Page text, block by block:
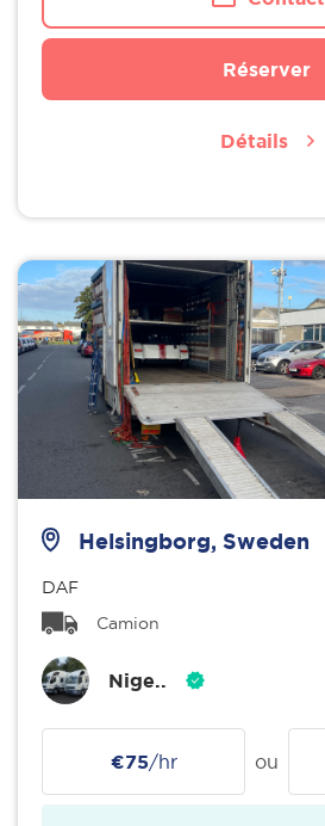
Réserver
Détails
Helsingborg, Sweden
DAF
Camion
Nige..
€75/hr ou